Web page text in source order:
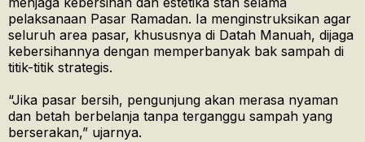
pelaksanaan Pasar Ramadan. Ia menginstruksikan agar
seluruh area pasar, khususnya di Datah Manuah, dijaga
kebersihannya dengan memperbanyak bak sampah di
titik-titik strategis.
“Jika pasar bersih, pengunjung akan merasa nyaman
dan betah berbelanja tanpa terganggu sampah yang
berserakan,” ujarnya.